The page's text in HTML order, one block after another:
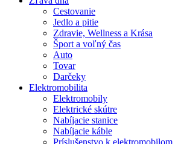
Cestovanie
Jedlo a pitie
Zdravie, Wellness a Krása
Šport a voľný čas
Auto
Tovar
Darčeky
Elektromobilita
Elektromobily
Elektrické skútre
Nabíjacie stanice
Nabíjacie káble
Príslušenstvo k elektromobilom